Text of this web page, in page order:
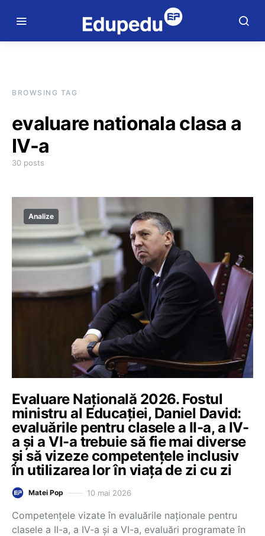
BROWSING TAG
evaluare nationala clasa a
IV-a
30 posts
Analize
Evaluare Națională 2026. Fostul
ministru al Educației, Daniel David:
evaluările pentru clasele a II-a, a IV-
a și a VI-a trebuie să fie mai diverse
și să vizeze competențele inclusiv
în utilizarea lor în viața de zi cu zi
Matei Pop 10 mai 2026
Competențele vizate în evaluările naționale pentru
clasele a II-a, a IV-a și a VI-a, evaluări programate în